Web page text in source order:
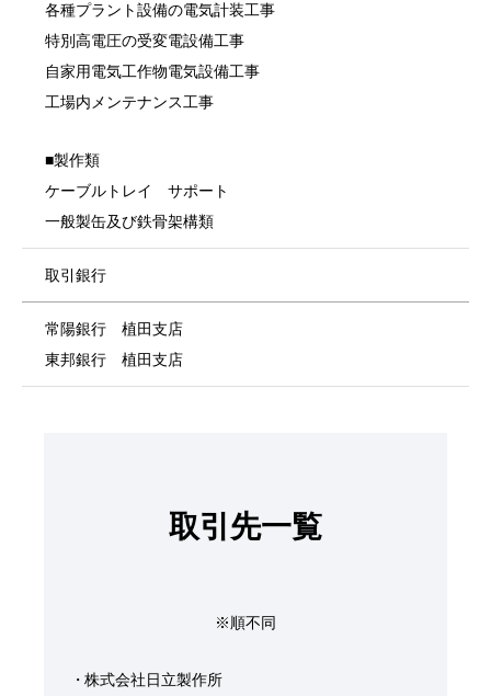
各種プラント設備の電気計装工事
特別高電圧の受変電設備工事
自家用電気工作物電気設備工事
工場内メンテナンス工事
■製作類
ケーブルトレイ サポート
一般製缶及び鉄骨架構類
取引銀行
常陽銀行 植田支店
東邦銀行 植田支店
取引先一覧
※順不同
株式会社日立製作所